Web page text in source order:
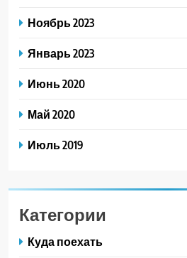
Ноябрь 2023
Январь 2023
Июнь 2020
Май 2020
Июль 2019
Категории
Куда поехать